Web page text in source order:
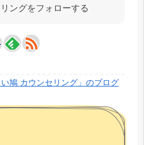
ングをフォローする
い鳩 カウンセリング」のブログ